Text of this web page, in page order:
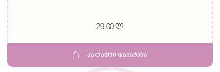
29.00 ლ
კალათში დამატება